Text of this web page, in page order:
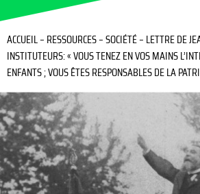
ACCUEIL– RESSOURCES–SOCIÉTÉ– LETTRE DE
INSTITUTEURS: « VOUS TENEZ EN VOS MAINS
ENFANTS ; VOUS ÊTES RESPONSABLES DE LA